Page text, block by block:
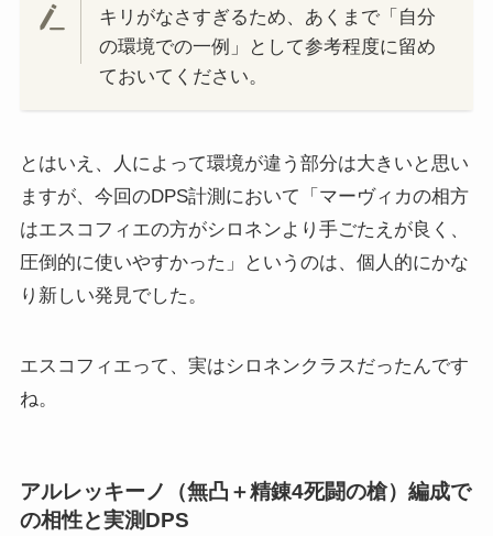
キリがなさすぎるため、あくまで「自分
の環境での一例」として参考程度に留め
ておいてください。
とはいえ、人によって環境が違う部分は大きいと思い
ますが、今回のDPS計測において「マーヴィカの相方
はエスコフィエの方がシロネンより手ごたえが良く、
圧倒的に使いやすかった」というのは、個人的にかな
り新しい発見でした。
エスコフィエって、実はシロネンクラスだったんです
ね。
アルレッキーノ（無凸＋精錬4死闘の槍）編成で
の相性と実測DPS